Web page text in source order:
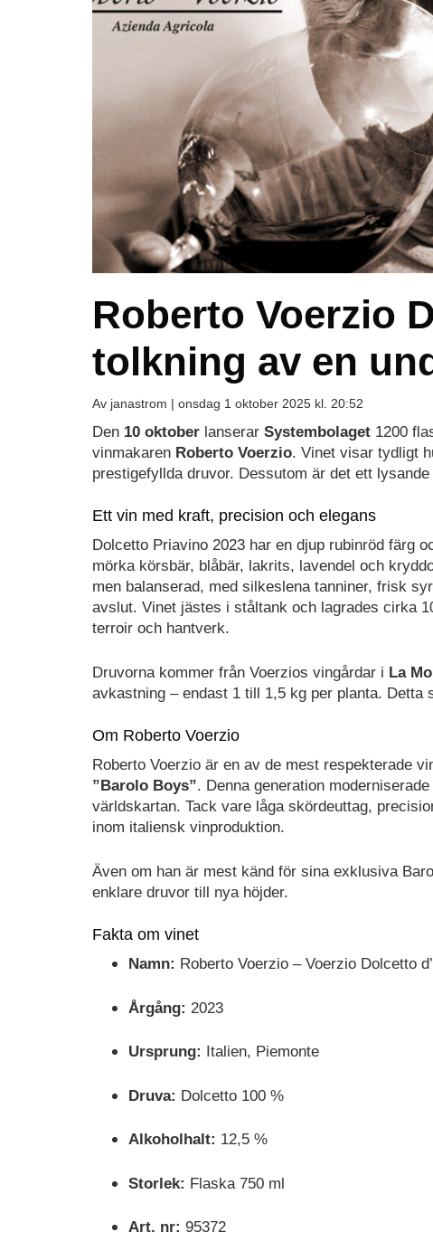
Roberto Voerzio
tolkning av en
Av janastrom | onsdag 1 oktober 2025 kl. 20:52
Den 10 oktober lanserar Systembolaget 1200
vinmakaren Roberto Voerzio. Vinet visar tydligt
prestigefyllda druvor. Dessutom är det ett
Ett vin med kraft, precision och elegans
Dolcetto Priavino 2023 har en djup rubinröd färg
mörka körsbär, blåbär, lakrits, lavendel och
men balanserad, med silkeslena tanniner, frisk
avslut. Vinet jästes i ståltank och lagrades cirka
terroir och hantverk.
Druvorna kommer från Voerzios vingårdar i La
avkastning – endast 1 till 1,5 kg per planta.
Om Roberto Voerzio
Roberto Voerzio är en av de mest respekterade
”Barolo Boys”. Denna generation
världskartan. Tack vare låga skördeuttag,
inom italiensk vinproduktion.
Även om han är mest känd för sina exklusiva
enklare druvor till nya höjder.
Fakta om vinet
Namn: Roberto Voerzio – Voerzio Dolcetto
Årgång: 2023
Ursprung: Italien, Piemonte
Druva: Dolcetto 100 %
Alkoholhalt: 12,5 %
Storlek: Flaska 750 ml
Art. nr: 95372